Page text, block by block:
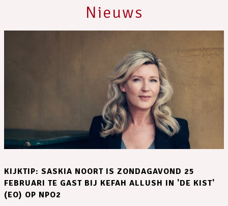
Nieuws
KIJKTIP: SASKIA NOORT IS ZONDAGAVOND 25
FEBRUARI TE GAST BIJ KEFAH ALLUSH IN 'DE KIST'
(EO) OP NPO2